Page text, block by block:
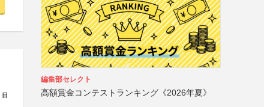
日
編集部セレクト
高額賞金コンテストランキング《2026年夏》